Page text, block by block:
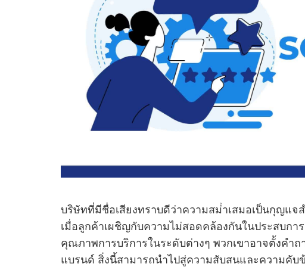
บริษัทที่มีชื่อเสียงทราบดีว่าความสม่ําเสมอเป็นกุญแจ
เมื่อลูกค้าเผชิญกับความไม่สอดคล้องกันในประสบก
คุณภาพการบริการในระดับต่างๆ พวกเขาอาจตั้งคํา
แบรนด์ สิ่งนี้สามารถนําไปสู่ความสับสนและความคับ